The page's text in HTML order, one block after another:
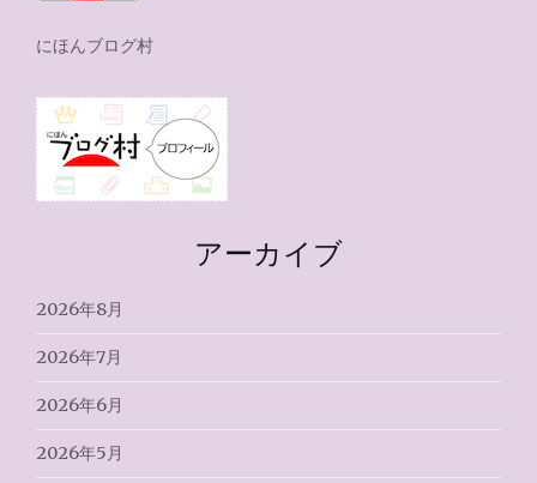
にほんブログ村
アーカイブ
2026年8月
2026年7月
2026年6月
2026年5月